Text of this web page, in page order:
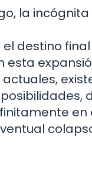
la incógnita
el destino
esta
en